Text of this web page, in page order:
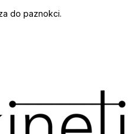
do paznokci.